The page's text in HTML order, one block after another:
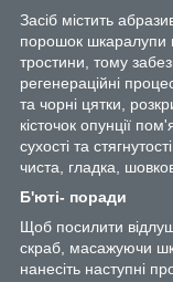
Засіб містить
порошок шкаралупи
тростини, тому
регенераційні
та чорні цятки,
кісточок опунції
сухості та
чиста, гладка,
Б'юті- поради
Щоб посилити
скраб, масажуючи
нанесіть наступні